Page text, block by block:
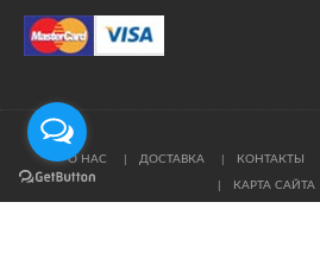
О НАС ДОСТАВКА КОНТАКТЫ
КАРТА САЙТА